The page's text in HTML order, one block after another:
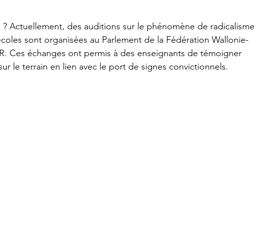
? Actuellement, des auditions sur le phénomène de radicalisme
sont organisées au Parlement de la Fédération Wallonie-
Ces échanges ont permis à des enseignants de témoigner
le terrain en lien avec le port de signes convictionnels.